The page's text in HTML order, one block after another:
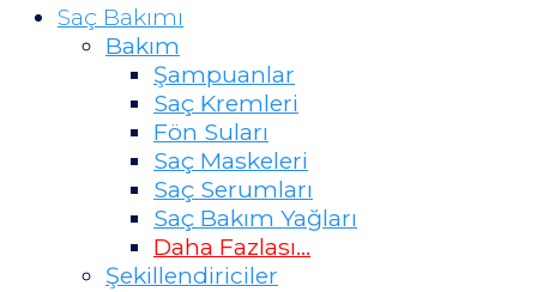
Saç Bakımı
Bakım
Şampuanlar
Saç Kremleri
Fön Suları
Saç Maskeleri
Saç Serumları
Saç Bakım Yağları
Daha Fazlası…
Şekillendiriciler